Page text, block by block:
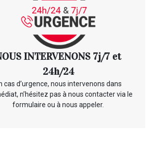
INTERVENONS 7j/7 et
24h/24
cas d’urgence, nous intervenons dans
n’hésitez pas à nous contacter via le
formulaire ou à nous appeler.